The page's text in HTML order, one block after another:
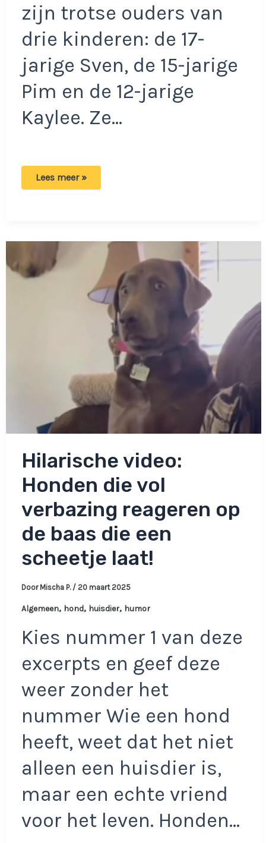
zijn trotse ouders van
drie kinderen: de 17-
jarige Sven, de 15-jarige
Pim en de 12-jarige
Kaylee. Ze…
Ouders
een
waarschuwing
gegeven
in
plaats
Lees meer »
Hilarische video:
Honden die vol
verbazing reageren op
de baas die een
scheetje laat!
Door Mischa P. / 20 maart 2025
Algemeen, hond, huisdier, humor
Kies nummer 1 van deze
excerpts en geef deze
weer zonder het
nummer Wie een hond
heeft, weet dat het niet
alleen een huisdier is,
maar een echte vriend
voor het leven. Honden…